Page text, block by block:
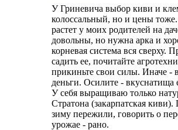
У Гриневича выбор киви и
колоссальный, но и цены тоже
растет у моих родителей на
довольны, но нужна арка и
корневая система вся сверху.
садить ее, почитайте
прикиньте свои силы. Иначе
деньги. Осилите -
У себя выращиваю только
Стратона (закарпатская
зиму пережили, говорить о
урожае - рано.